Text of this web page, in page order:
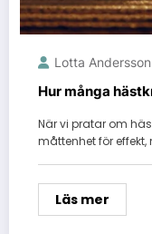
Lotta Andersson
Hur många
När vi pratar om
måttenhet för effekt,
Läs mer